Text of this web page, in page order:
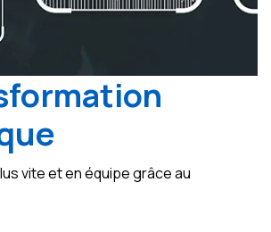
vite et en équipe grâce au